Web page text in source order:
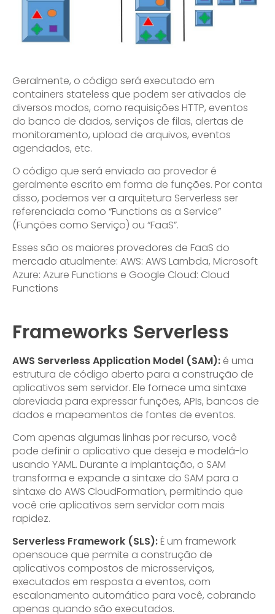
Geralmente, o código será executado em
containers stateless que podem ser ativados de
diversos modos, como requisições HTTP, eventos
do banco de dados, serviços de filas, alertas de
monitoramento, upload de arquivos, eventos
agendados, etc.
O código que será enviado ao provedor é
geralmente escrito em forma de funções. Por conta
disso, podemos ver a arquitetura Serverless ser
referenciada como “Functions as a Service”
(Funções como Serviço) ou “FaaS”.
Esses são os maiores provedores de FaaS do
mercado atualmente: AWS: AWS Lambda, Microsoft
Azure: Azure Functions e Google Cloud: Cloud
Functions
Frameworks Serverless
AWS Serverless Application Model (SAM): é uma
estrutura de código aberto para a construção de
aplicativos sem servidor. Ele fornece uma sintaxe
abreviada para expressar funções, APIs, bancos de
dados e mapeamentos de fontes de eventos.
Com apenas algumas linhas por recurso, você
pode definir o aplicativo que deseja e modelá-lo
usando YAML. Durante a implantação, o SAM
transforma e expande a sintaxe do SAM para a
sintaxe do AWS CloudFormation, permitindo que
você crie aplicativos sem servidor com mais
rapidez.
Serverless Framework (SLS):É um framework
opensouce que permite a construção de
aplicativos compostos de microsserviços,
executados em resposta a eventos, com
escalonamento automático para você, cobrando
apenas quando são executados.